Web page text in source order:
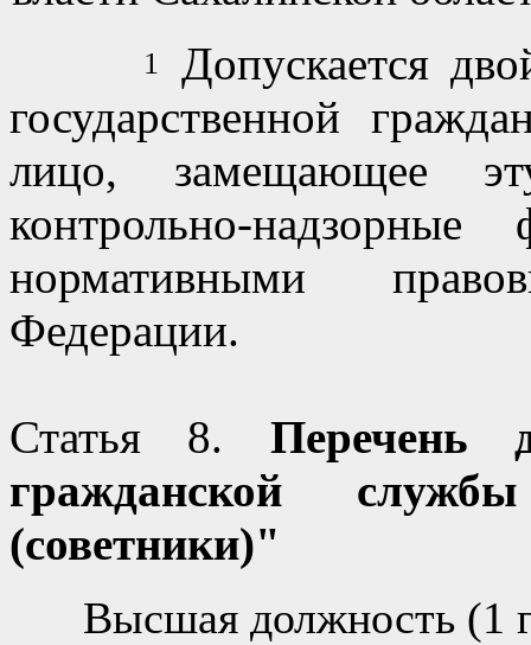
1
Допускается
государственной
лицо, замещающее
контрольно-
нормативными
Федерации.
Статья 8. Перечень
гражданской
(советники)"
Высшая должность (1